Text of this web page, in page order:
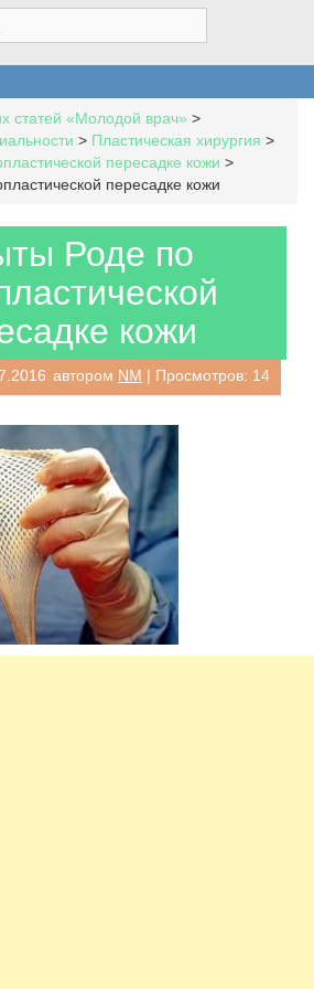
статей «Молодой врач» >
> Пластическая хирургия >
пересадке кожи >
пересадке кожи
Роде по
кожи
автором NM | Просмотров: 14